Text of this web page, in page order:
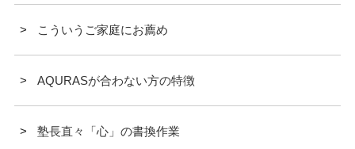
こういうご家庭にお薦め
AQURASが合わない方の特徴
塾長直々「心」の書換作業